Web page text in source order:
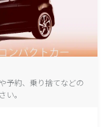
予約、乗り捨てなどの
。